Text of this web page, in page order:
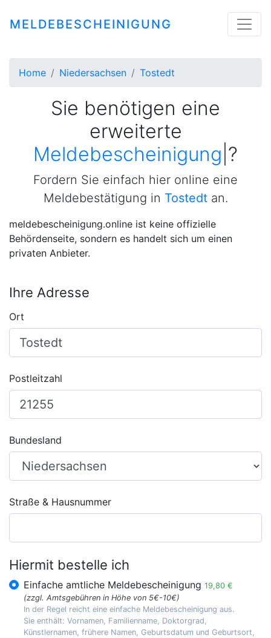
MELDEBESCHEINIGUNG
Home Niedersachsen Tostedt
Sie benötigen eine
erweiterte
Meldeb|?
Fordern Sie einfach hier online eine
Meldebestätigung in Tostedtan.
meldebescheinigung.online ist keine offizielle
Behördenseite, sondern es handelt sich um einen
privaten Anbieter.
Ihre Adresse
Ort
Postleitzahl
Bundesland
Straße & Hausnummer
Hiermit bestelle ich
Einfache amtliche Meldebescheinigung 19,80 €
(zzgl. Amtsgebühren in Höhe von 5€-10€)
In der Regel reicht eine einfache Meldebescheinigung aus.
Sie enthält: Vornamen, Familienname, Doktorgrad,
Künstlernamen, frühere Namen, Geburtsdatum und Geburtsort,